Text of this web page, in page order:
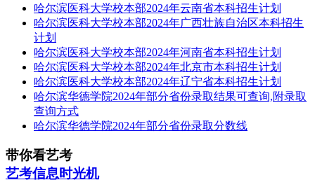
哈尔滨医科大学校本部2024年云南省本科招生计划
哈尔滨医科大学校本部2024年广西壮族自治区本科招生
计划
哈尔滨医科大学校本部2024年河南省本科招生计划
哈尔滨医科大学校本部2024年北京市本科招生计划
哈尔滨医科大学校本部2024年辽宁省本科招生计划
哈尔滨华德学院2024年部分省份录取结果可查询,附录取
查询方式
哈尔滨华德学院2024年部分省份录取分数线
带你看艺考
艺考信息时光机